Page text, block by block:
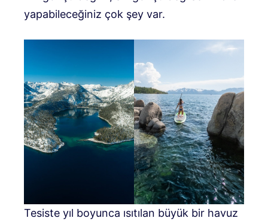
yapabileceğiniz çok şey var.
Tesiste yıl boyunca ısıtılan büyük bir havuz